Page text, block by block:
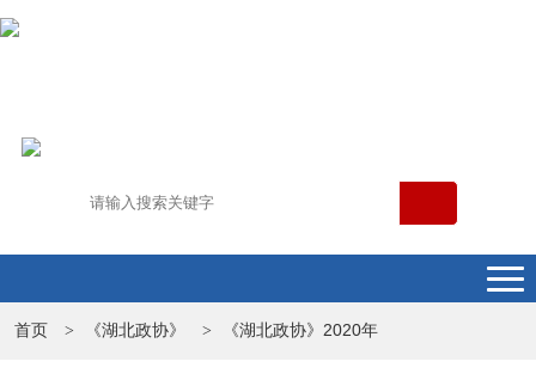
首页 > 《湖北政协》 > 《湖北政协》2020年